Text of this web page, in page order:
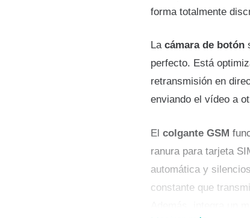
GSM
Mini
Auricular
forma totalmente
La cámara de botón
perfecto. Está
retransmisión en
enviando el vídeo a
El colgante GSM
ranura para tarjeta
automática y
constante que